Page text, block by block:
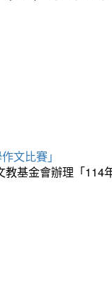
文比賽」
基金會辦理「